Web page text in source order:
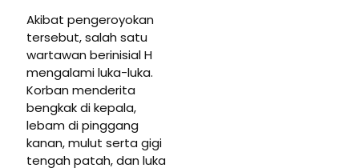
Akibat pengeroyokan
tersebut, salah satu
wartawan berinisial H
mengalami luka-luka.
Korban menderita
bengkak di kepala,
lebam di pinggang
kanan, mulut serta gigi
tengah patah, dan luka